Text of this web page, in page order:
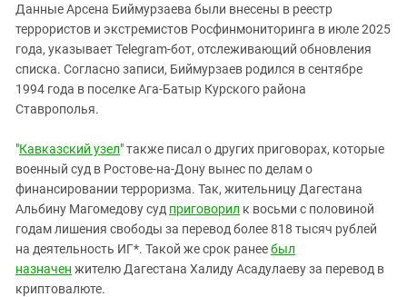
Данные Арсена Биймурзаева были внесены в реестр
террористов и экстремистов Росфинмониторинга в июле 2025
года, указывает Telegram-бот, отслеживающий обновления
списка. Согласно записи, Биймурзаев родился в сентябре
1994 года в поселке Ага-Батыр Курского района
Ставрополья.
"Кавказский узел" также писал о других приговорах, которые
военный суд в Ростове-на-Дону вынес по делам о
финансировании терроризма. Так, жительницу Дагестана
Альбину Магомедову суд приговорил к восьми с половиной
годам лишения свободы за перевод более 818 тысяч рублей
на деятельность ИГ*. Такой же срок ранеебыл
назначен жителю Дагестана Халиду Асадулаеву за перевод в
криптовалюте.